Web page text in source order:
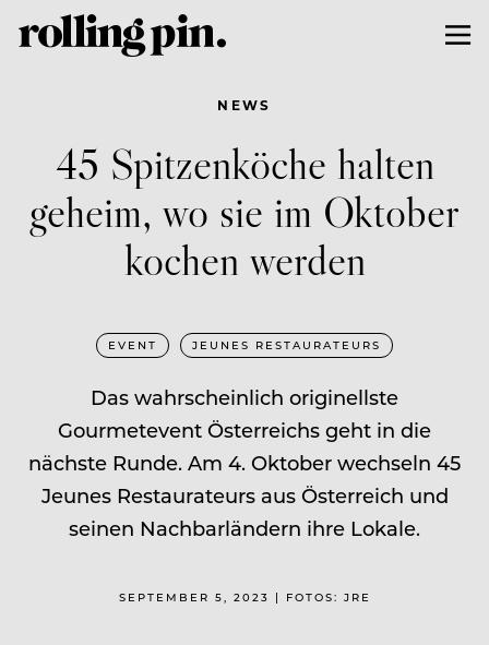
NEWS
45 Spitzenköche halten
geheim, wo sie im Oktober
kochen werden
EVENT JEUNES RESTAURATEURS
Das wahrscheinlich originellste
Gourmetevent Österreichs geht in die
nächste Runde. Am 4. Oktober wechseln 45
Jeunes Restaurateurs aus Österreich und
seinen Nachbarländern ihre Lokale.
SEPTEMBER 5, 2023 | FOTOS: JRE